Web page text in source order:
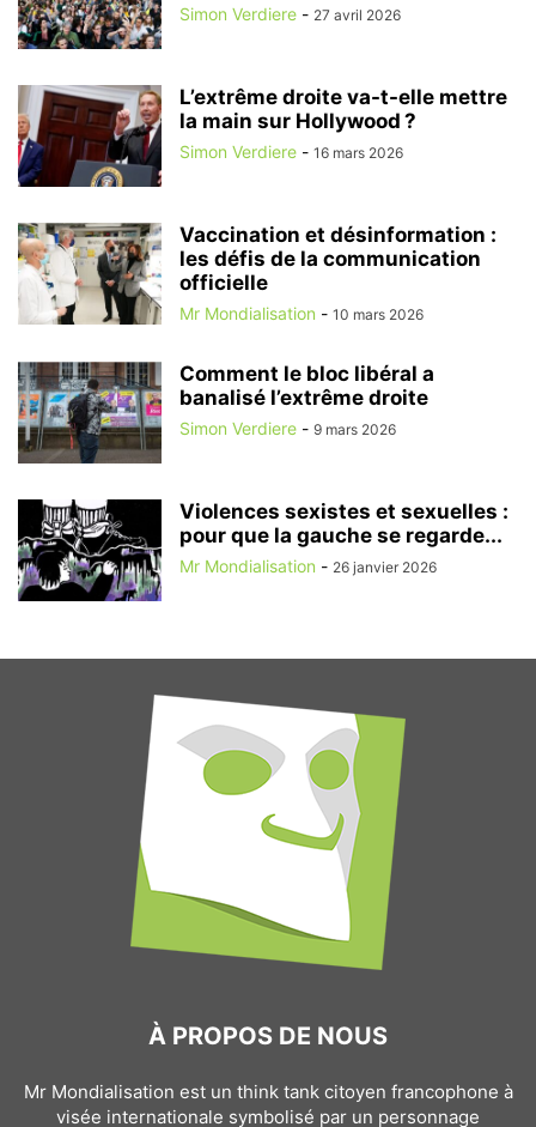
Simon Verdiere - 27 avril 2026
L’extrême droite va-t-elle mettre
la main sur Hollywood ?
Simon Verdiere - 16 mars 2026
Vaccination et désinformation :
les défis de la communication
officielle
Mr Mondialisation - 10 mars 2026
Comment le bloc libéral a
banalisé l’extrême droite
Simon Verdiere - 9 mars 2026
Violences sexistes et sexuelles :
pour que la gauche se regarde...
Mr Mondialisation - 26 janvier 2026
À PROPOS DE NOUS
Mr Mondialisation est un think tank citoyen francophone à
visée internationale symbolisé par un personnage